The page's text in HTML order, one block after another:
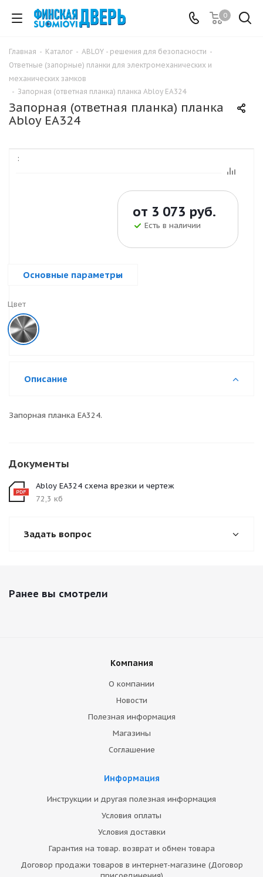
0
Главная - Каталог - ABLOY - решения для безопасности -
Ответные (запорные) планки для электромеханических и
механических замков
- Запорная (ответная планка) планка Abloy EA324
Запорная (ответная планка) планка
Abloy EA324
:
от 3 073 руб.
Есть в наличии
Основные параметры
Цвет
Описание
Запорная планка EA324.
Документы
Abloy EA324 схема врезки и чертеж
72,3 кб
Задать вопрос
Ранее вы смотрели
Компания
О компании
Новости
Полезная информация
Магазины
Соглашение
Информация
Инструкции и другая полезная информация
Условия оплаты
Условия доставки
Гарантия на товар. возврат и обмен товара
Договор продажи товаров в интернет-магазине (Договор